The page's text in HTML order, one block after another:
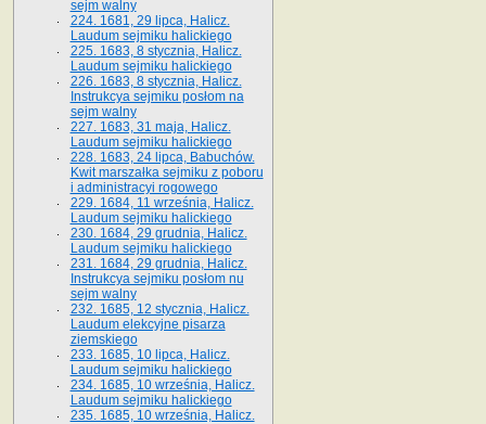
sejm walny
224. 1681, 29 lipca, Halicz.
Laudum sejmiku halickiego
225. 1683, 8 stycznia, Halicz.
Laudum sejmiku halickiego
226. 1683, 8 stycznia, Halicz.
Instrukcya sejmiku posłom na
sejm walny
227. 1683, 31 maja, Halicz.
Laudum sejmiku halickiego
228. 1683, 24 lipca, Babuchów.
Kwit marszałka sejmiku z poboru
i administracyi rogowego
229. 1684, 11 września, Halicz.
Laudum sejmiku halickiego
230. 1684, 29 grudnia, Halicz.
Laudum sejmiku halickiego
231. 1684, 29 grudnia, Halicz.
Instrukcya sejmiku posłom nu
sejm walny
232. 1685, 12 stycznia, Halicz.
Laudum elekcyjne pisarza
ziemskiego
233. 1685, 10 lipca, Halicz.
Laudum sejmiku halickiego
234. 1685, 10 września, Halicz.
Laudum sejmiku halickiego
235. 1685, 10 września, Halicz.